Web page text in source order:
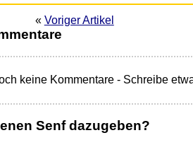
« Voriger Artikel
keine Kommentare - Schreibe
Senf dazugeben?